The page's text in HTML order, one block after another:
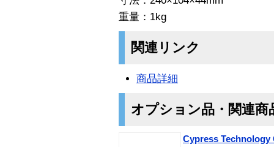
重量：1kg
関連リンク
商品詳細
オプション品・関連商
Cypress